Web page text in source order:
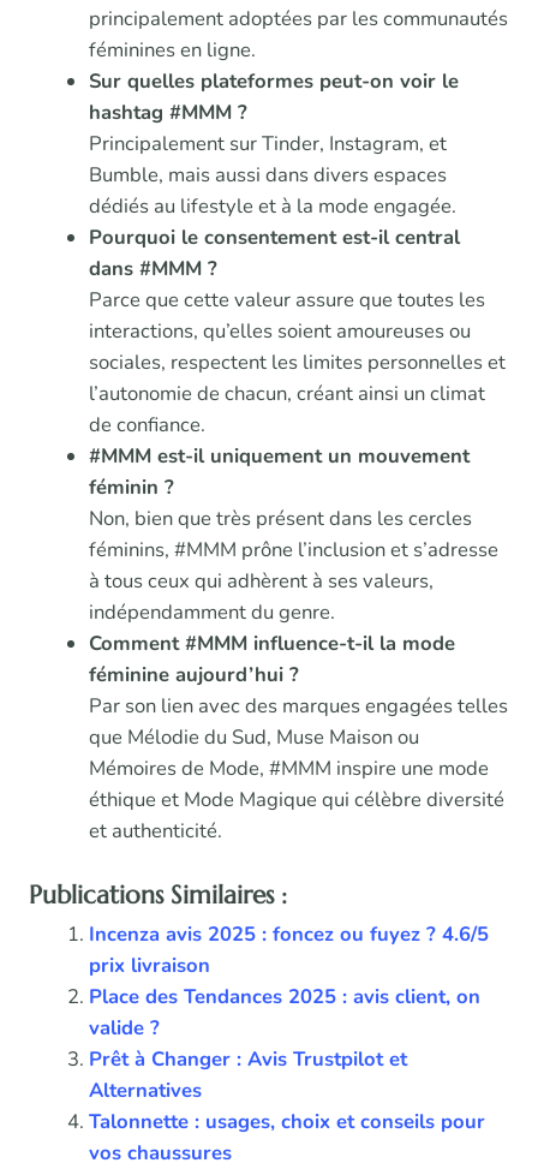
principalement adoptées par les communautés
féminines en ligne.
Sur quelles plateformes peut-on voir le
hashtag #MMM ?
Principalement sur Tinder, Instagram, et
Bumble, mais aussi dans divers espaces
dédiés au lifestyle et à la mode engagée.
Pourquoi le consentement est-il central
dans #MMM ?
Parce que cette valeur assure que toutes les
interactions, qu’elles soient amoureuses ou
sociales, respectent les limites personnelles et
l’autonomie de chacun, créant ainsi un climat
de confiance.
#MMM est-il uniquement un mouvement
féminin ?
Non, bien que très présent dans les cercles
féminins, #MMM prône l’inclusion et s’adresse
à tous ceux qui adhèrent à ses valeurs,
indépendamment du genre.
Comment #MMM influence-t-il la mode
féminine aujourd’hui ?
Par son lien avec des marques engagées telles
que Mélodie du Sud, Muse Maison ou
Mémoires de Mode, #MMM inspire une mode
éthique et Mode Magique qui célèbre diversité
et authenticité.
Publications Similaires :
Incenza avis 2025 : foncez ou fuyez ? 4.6/5
prix livraison
Place des Tendances 2025 : avis client, on
valide ?
Prêt à Changer : Avis Trustpilot et
Alternatives
Talonnette : usages, choix et conseils pour
vos chaussures